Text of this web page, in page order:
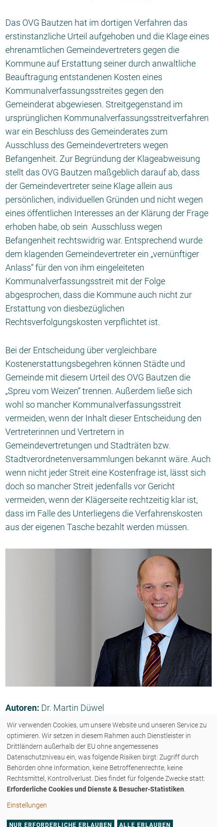
Das OVG Bautzen hat im dortigen Verfahren das
erstinstanzliche Urteil aufgehoben und die Klage eines
ehrenamtlichen Gemeindevertreters gegen die
Kommune auf Erstattung seiner durch anwaltliche
Beauftragung entstandenen Kosten eines
Kommunalverfassungsstreites gegen den
Gemeinderat abgewiesen. Streitgegenstand im
ursprünglichen Kommunalverfassungsstreitverfahren
war ein Beschluss des Gemeinderates zum
Ausschluss des Gemeindevertreters wegen
Befangenheit. Zur Begründung der Klageabweisung
stellt das OVG Bautzen maßgeblich darauf ab, dass
der Gemeindevertreter seine Klage allein aus
persönlichen, individuellen Gründen und nicht wegen
eines öffentlichen Interesses an der Klärung der Frage
erhoben habe, ob sein Ausschluss wegen
Befangenheit rechtswidrig war. Entsprechend wurde
dem klagenden Gemeindevertreter ein „vernünftiger
Anlass“ für den von ihm eingeleiteten
Kommunalverfassungsstreit mit der Folge
abgesprochen, dass die Kommune auch nicht zur
Erstattung von diesbezüglichen
Rechtsverfolgungskosten verpflichtet ist.
Bei der Entscheidung über vergleichbare
Kostenerstattungsbegehren können Städte und
Gemeinde mit diesem Urteil des OVG Bautzen die
„Spreu vom Weizen“ trennen. Außerdem ließe sich
wohl so mancher Kommunalverfassungsstreit
vermeiden, wenn der Inhalt dieser Entscheidung den
Vertreterinnen und Vertretern in
Gemeindevertretungen und Stadträten bzw.
Stadtverordnetenversammlungen bekannt wäre. Auch
wenn nicht jeder Streit eine Kostenfrage ist, lässt sich
doch so mancher Streit jedenfalls vor Gericht
vermeiden, wenn der Klägerseite rechtzeitig klar ist,
dass im Falle des Unterliegens die Verfahrenskosten
aus der eigenen Tasche bezahlt werden müssen.
Autoren: Dr. Martin Düwel
COPYRIGHT © 2026 - ZENK RECHTSANWÄLTE PARTNERSCHAFT MBB - ALLE
RECHTE VORBEHALTEN.
KONTAKT
DATENSCHUTZEINSTELLUNGEN PRESSE HOME
Wir verwenden Cookies, um unsere Website und unseren Service zu
optimieren. Wir setzen in diesem Rahmen auch Dienstleister in
Drittländern außerhalb der EU ohne angemessenes
Datenschutzniveau ein, was folgende Risiken birgt: Zugriff durch
Behörden ohne Information, keine Betroffenenrechte, keine
Rechtsmittel, Kontrollverlust. Dies findet für folgende Zwecke statt:
Erforderliche Cookies und Dienste & Besucher-Statistiken
Einstellungen
NUR ERFORDERLICHE ERLAUBEN ALLE ERLAUBEN